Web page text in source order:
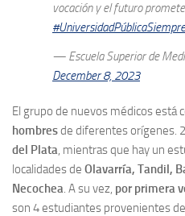
vocación y el futuro
#UniversidadPúblicaSiempre
— Escuela Superior de
December 8, 2023
El grupo de nuevos médicos está
hombresde diferentes orígenes.
del Plata , mientras que hay un
localidades de Olavarría, Tandil,
Necochea . A su vez, por primera
son 4 estudiantes provenientes de